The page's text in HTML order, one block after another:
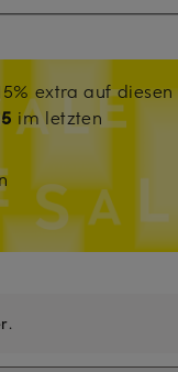
extra auf diesen
im letzten
.